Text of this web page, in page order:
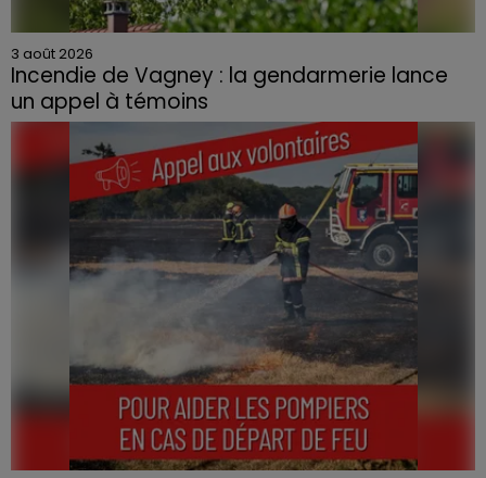
3 août 2026
Incendie de Vagney : la gendarmerie lance
un appel à témoins
Le feu, parti d'une haie avant de se propager au
quartier résidentiel, avait détruit deux habitations et
contraint à l'évacuation d'une centaine de personnes.